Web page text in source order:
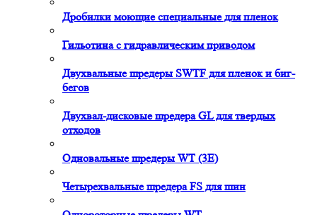
Дробилки моющие специальные для пленок
Гильотина с гидравлическим приводом
Двухвальные шредеры SWTF для пленок и биг-
бегов
Двухвал-дисковые шредера GL для твердых
отходов
Одновальные шредеры WT (3E)
Четырехвальные шредера FS для шин